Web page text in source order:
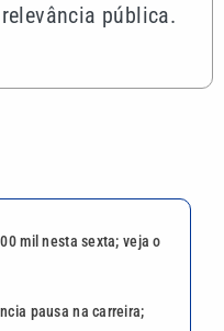
pública.
mil nesta sexta; veja o
pausa na carreira;